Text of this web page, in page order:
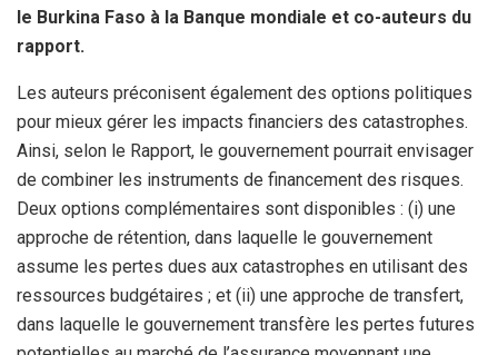
le Burkina Faso à la Banque mondiale et co-auteurs du
rapport.
Les auteurs préconisent également des options politiques
pour mieux gérer les impacts financiers des catastrophes.
Ainsi, selon le Rapport, le gouvernement pourrait envisager
de combiner les instruments de financement des risques.
Deux options complémentaires sont disponibles : (i) une
approche de rétention, dans laquelle le gouvernement
assume les pertes dues aux catastrophes en utilisant des
ressources budgétaires ; et (ii) une approche de transfert,
dans laquelle le gouvernement transfère les pertes futures